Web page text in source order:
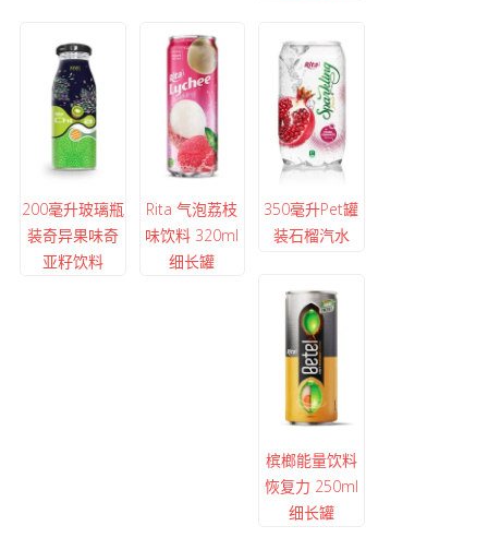
200毫升玻璃瓶
装奇异果味奇
亚籽饮料
Rita 气泡荔枝
味饮料 320ml
细长罐
350毫升Pet罐
装石榴汽水
槟榔能量饮料
恢复力 250ml
细长罐